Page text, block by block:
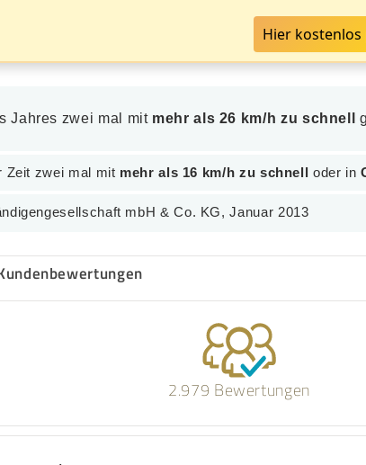
Hier
Jahres zwei mal mit mehr als 26 km/h zu schnell
Zeit zwei mal mit mehr als 16 km/h zu schnell oder in
mbH & Co. KG, Januar 2013
2.979 Bewertungen